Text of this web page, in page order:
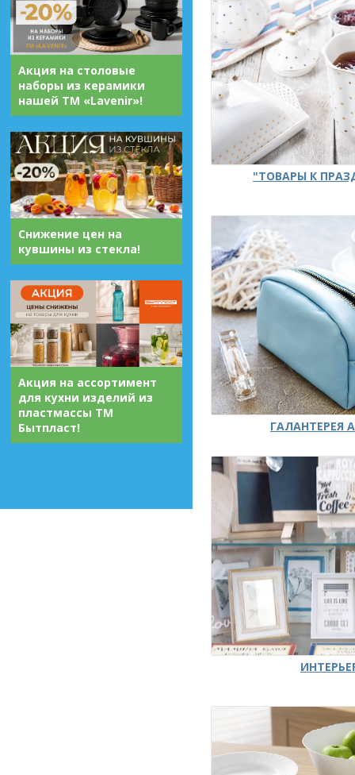
Акция на столовые
наборы из керамики
нашей ТМ «Lavenir»!
Снижение цен на
кувшины из стекла!
Акция на ассортимент
для кухни изделий из
пластмассы ТМ
Бытпласт!
"ТОВАРЫ К
ГАЛАНТЕРЕЯ